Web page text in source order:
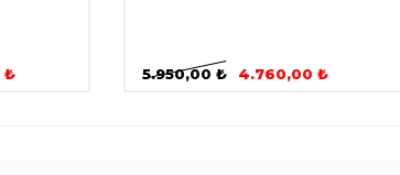
₺ 5.950,00 ₺ 4.760,00 ₺